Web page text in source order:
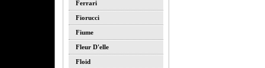
Ferrari
Fiorucci
Fiume
Fleur D'elle
Floid